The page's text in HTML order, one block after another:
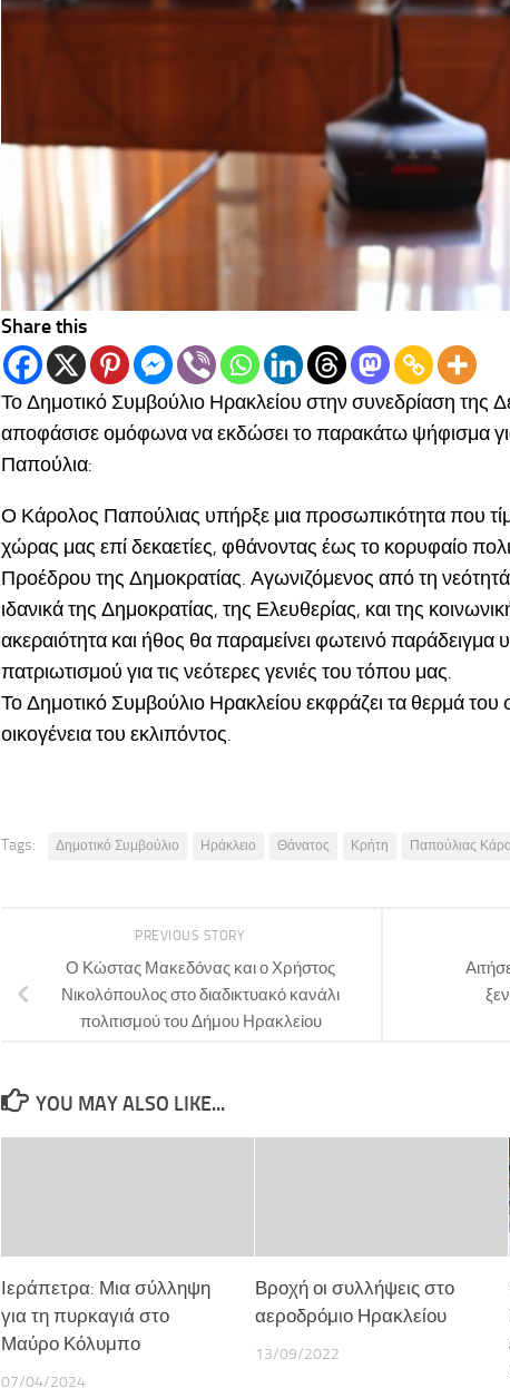
Share this
Το Δημοτικό Συμβούλιο Ηρακλείου στην συνεδρίαση της
αποφάσισε ομόφωνα να εκδώσει το παρακάτω ψήφισμα
Παπούλια:
Ο Κάρολος Παπούλιας υπήρξε μια προσωπικότητα που
χώρας μας επί δεκαετίες, φθάνοντας έως το κορυφαίο
Προέδρου της Δημοκρατίας. Αγωνιζόμενος από τη
ιδανικά της Δημοκρατίας, της Ελευθερίας, και της
ακεραιότητα και ήθος θα παραμείνει φωτεινό παράδειγμα
πατριωτισμού για τις νεότερες γενιές του τόπου μας.
Το Δημοτικό Συμβούλιο Ηρακλείου εκφράζει τα θερμά του
οικογένεια του εκλιπόντος.
Tags: Δημοτικό Συμβούλιο Ηράκλειο Θάνατος Κρήτη Παπούλιας
PREVIOUS STORY
Ο Κώστας Μακεδόνας και ο Χρήστος
Νικολόπουλος στο διαδικτυακό κανάλι
πολιτισμού του Δήμου Ηρακλείου
YOU MAY ALSO LIKE...
Ιεράπετρα: Μια σύλληψη
για τη πυρκαγιά στο
Μαύρο Κόλυμπο
07/04/2024
Βροχή οι συλλήψεις στο
αεροδρόμιο Ηρακλείου
13/09/2022